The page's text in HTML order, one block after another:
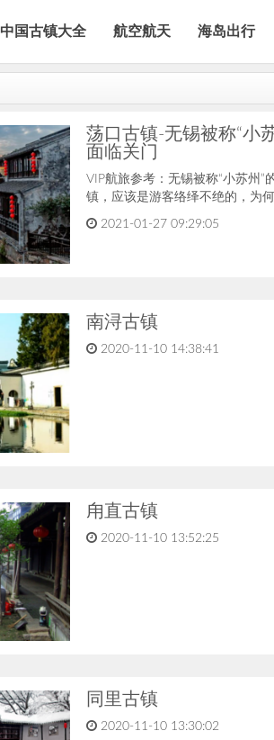
中国古镇大全 航空航天 海岛出行
荡口古镇-无锡被称“小
面临关门
VIP航旅参考：无锡被称“小苏州”
镇，应该是游客络绎不绝的，为
2021-01-27 09:29:05
南浔古镇
2020-11-10 14:38:41
甪直古镇
2020-11-10 13:52:25
同里古镇
2020-11-10 13:30:02